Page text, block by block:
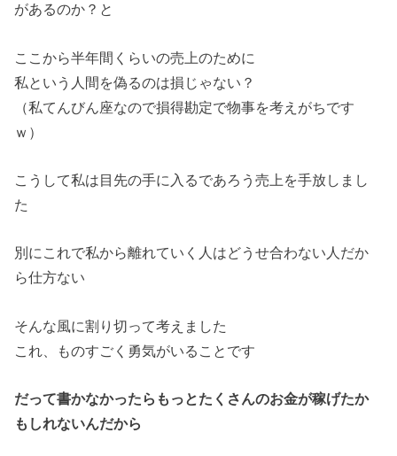
があるのか？と
ここから半年間くらいの売上のために
私という人間を偽るのは損じゃない？
（私てんびん座なので損得勘定で物事を考えがちです
ｗ）
こうして私は目先の手に入るであろう売上を手放しまし
た
別にこれで私から離れていく人はどうせ合わない人だか
ら仕方ない
そんな風に割り切って考えました
これ、ものすごく勇気がいることです
だって書かなかったらもっとたくさんのお金が稼げたか
もしれないんだから